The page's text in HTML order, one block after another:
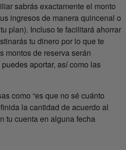
sabrás exactamente el monto
ingresos de manera quincenal o
plan). Incluso te facilitará ahorrar
tu dinero por lo que te
montos de reserva serán
aportar, así como las
como “es que no sé cuánto
la cantidad de acuerdo al
tu cuenta en alguna fecha